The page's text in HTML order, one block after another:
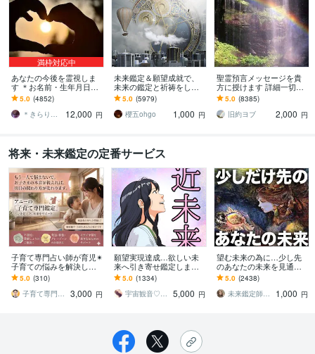
満枠対応中
あなたの今後を霊視しま
す ＊お名前・生年月日不
要・お写真のみで大丈夫
です＊
5.0 (4852)
＊きらりん＊
12,000 円
未来鑑定＆願望成就で、
未来の鑑定と祈祷をしま
す 霊視による未来鑑定と
願望成就の祈祷セット
5.0 (5979)
櫻五ohgo
1,000 円
聖霊預言メッセージを貴
方に授けます 詳細一切聞
かずに霊的預言メッセー
ジを貴方にお伝え致しま
す。
5.0 (8385)
旧約ヨブ
2,000 円
将来・未来鑑定の定番サービス
子育て専門占い師が育児✴︎
子育ての悩みを解決しま
す ✴︎教育専門知識×霊視×
波動修正×ヒーリング×カ
ウンセリング
5.0 (310)
子育て専門占い師 アニー
3,000 円
願望実現達成…欲しい未
来へ引き寄せ鑑定します
対面鑑定級★３０分リー
ディング動画をお届けし
ます
5.0 (1334)
宇宙観音♡白風結唯水
5,000 円
望む未来の為に…少し先
のあなたの未来を見通し
ます ※幸福な選択をしたい
方※500円鑑定より長文で
深い御鑑定
5.0 (2438)
未来鑑定師Shangrila 紗良
1,000 円